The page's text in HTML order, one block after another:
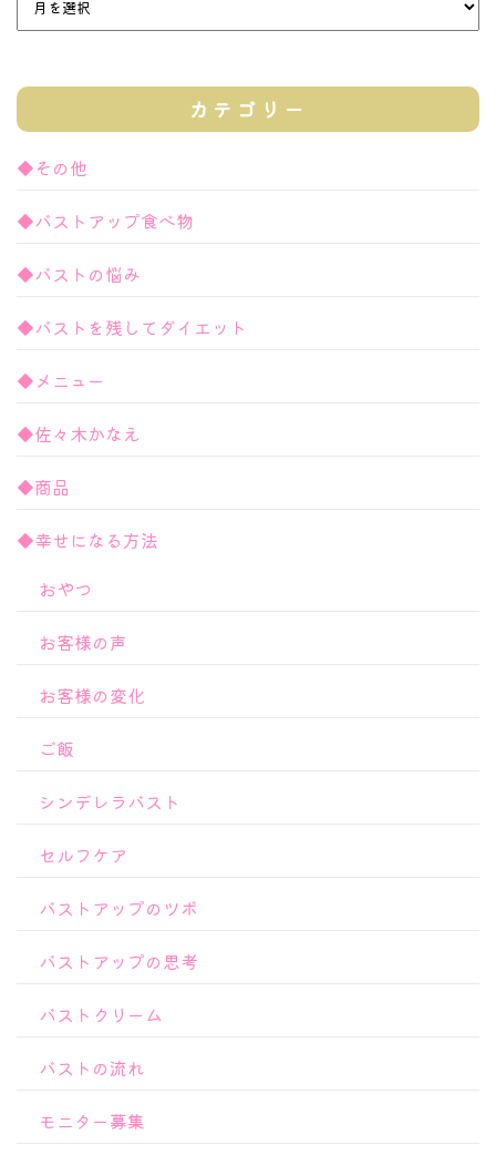
カテゴリー
◆その他
◆バストアップ食べ物
◆バストの悩み
◆バストを残してダイエット
◆メニュー
◆佐々木かなえ
◆商品
◆幸せになる方法
おやつ
お客様の声
お客様の変化
ご飯
シンデレラバスト
セルフケア
バストアップのツボ
バストアップの思考
バストクリーム
バストの流れ
モニター募集